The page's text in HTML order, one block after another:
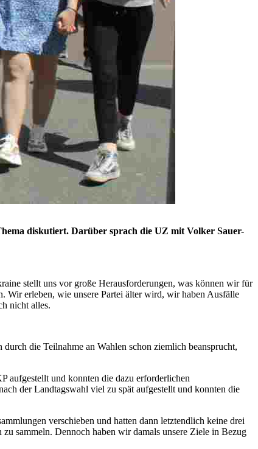
diskutiert. Darüber sprach die UZ mit Volker Sauer-
stellt uns vor große Herausforderungen, was können wir für
Wir erleben, wie unsere Partei älter wird, wir haben Ausfälle
nicht alles.
die Teilnahme an Wahlen schon ziemlich beansprucht,
aufgestellt und konnten die dazu erforderlichen
der Landtagswahl viel zu spät aufgestellt und konnten die
verschieben und hatten dann letztendlich keine drei
sammeln. Dennoch haben wir damals unsere Ziele in Bezug